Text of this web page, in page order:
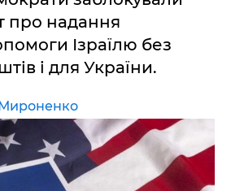
про надання
Ізраїлю без
і для України.